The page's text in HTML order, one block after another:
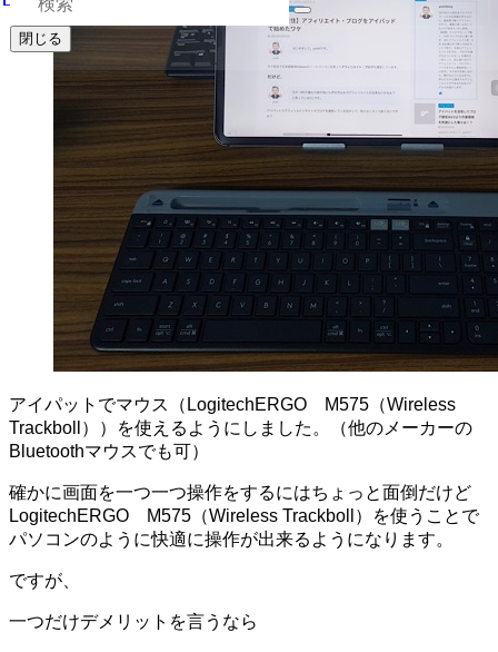
アイパットでマウス（LogitechERGO M575（Wireless
Trackboll））を使えるようにしました。（他のメーカーの
Bluetoothマウスでも可）
確かに画面を一つ一つ操作をするにはちょっと面倒だけど
LogitechERGO M575（Wireless Trackboll）を使うことで
パソコンのように快適に操作が出来るようになります。
ですが、
一つだけデメリットを言うなら
閉じる